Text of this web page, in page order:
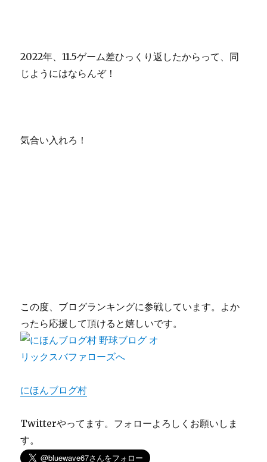
2022年、11.5ゲーム差ひっくり返したからって、同
じようにはならんぞ！
気合い入れろ！
この度、ブログランキングに参戦しています。よか
ったら応援して頂けると嬉しいです。
にほんブログ村
Twitterやってます。フォローよろしくお願いしま
す。